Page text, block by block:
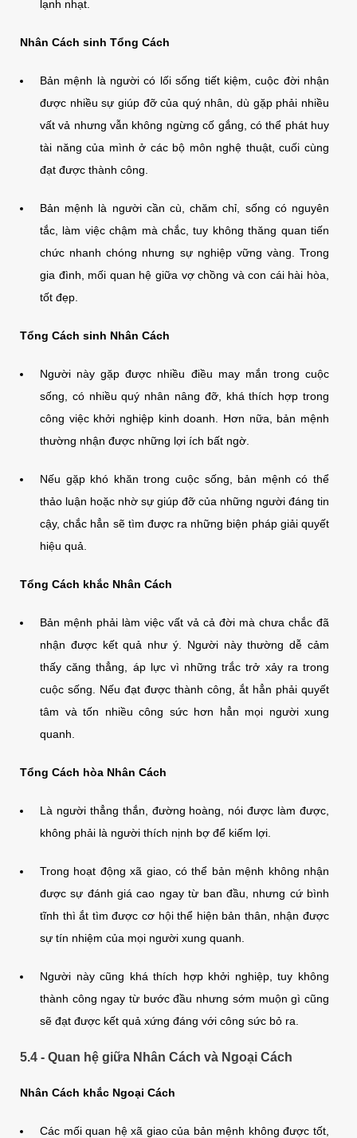
lạnh nhạt.
Nhân Cách sinh Tổng Cách
Bản mệnh là người có lối sống tiết kiệm, cuộc đời nhận
được nhiều sự giúp đỡ của quý nhân, dù gặp phải nhiều
vất vả nhưng vẫn không ngừng cố gắng, có thể phát huy
tài năng của mình ở các bộ môn nghệ thuật, cuối cùng
đạt được thành công.
Bản mệnh là người cần cù, chăm chỉ, sống có nguyên
tắc, làm việc chậm mà chắc, tuy không thăng quan tiến
chức nhanh chóng nhưng sự nghiệp vững vàng. Trong
gia đình, mối quan hệ giữa vợ chồng và con cái hài hòa,
tốt đẹp.
Tổng Cách sinh Nhân Cách
Người này gặp được nhiều điều may mắn trong cuộc
sống, có nhiều quý nhân nâng đỡ, khá thích hợp trong
công việc khởi nghiệp kinh doanh. Hơn nữa, bản mệnh
thường nhận được những lợi ích bất ngờ.
Nếu gặp khó khăn trong cuộc sống, bản mệnh có thể
thảo luận hoặc nhờ sự giúp đỡ của những người đáng tin
cậy, chắc hẳn sẽ tìm được ra những biện pháp giải quyết
hiệu quả.
Tổng Cách khắc Nhân Cách
Bản mệnh phải làm việc vất vả cả đời mà chưa chắc đã
nhận được kết quả như ý. Người này thường dễ cảm
thấy căng thẳng, áp lực vì những trắc trở xảy ra trong
cuộc sống. Nếu đạt được thành công, ắt hẳn phải quyết
tâm và tốn nhiều công sức hơn hẳn mọi người xung
quanh.
Tổng Cách hòa Nhân Cách
Là người thẳng thắn, đường hoàng, nói được làm được,
không phải là người thích nịnh bợ để kiếm lợi.
Trong hoạt động xã giao, có thể bản mệnh không nhận
được sự đánh giá cao ngay từ ban đầu, nhưng cứ bình
tĩnh thì ắt tìm được cơ hội thể hiện bản thân, nhận được
sự tín nhiệm của mọi người xung quanh.
Người này cũng khá thích hợp khởi nghiệp, tuy không
thành công ngay từ bước đầu nhưng sớm muộn gì cũng
sẽ đạt được kết quả xứng đáng với công sức bỏ ra.
5.4 - Quan hệ giữa Nhân Cách và Ngoại Cách
Nhân Cách khắc Ngoại Cách
Các mối quan hệ xã giao của bản mệnh không được tốt,